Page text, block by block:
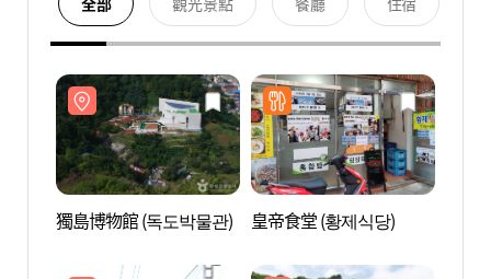
獨島博物館 (독도박물관) 皇帝食堂 (황제식당)